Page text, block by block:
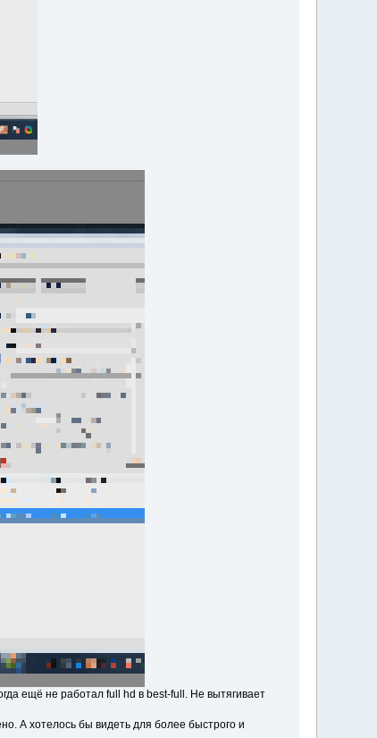
ещё не работал full hd в best-full. Не вытягивает
А хотелось бы видеть для более быстрого и